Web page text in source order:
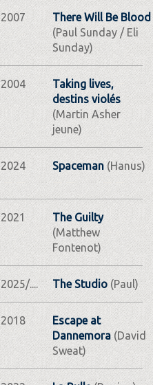
2007
There Will Be Blood
(Paul Sunday / Eli
Sunday)
2004
Taking lives,
destins violés
(Martin Asher
jeune)
2024 Spaceman(Hanus)
2021
The Guilty
(Matthew
Fontenot)
2025/.... The Studio(Paul)
2018
Escape at
Dannemora(David
Sweat)